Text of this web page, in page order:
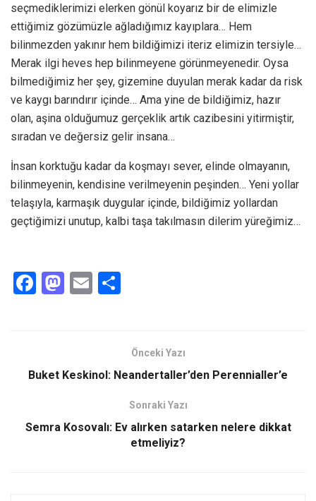
seçmediklerimizi elerken gönül koyarız bir de elimizle
ettiğimiz gözümüzle ağladığımız kayıplara… Hem
bilinmezden yakınır hem bildiğimizi iteriz elimizin tersiyle…
Merak ilgi heves hep bilinmeyene görünmeyenedir. Oysa
bilmediğimiz her şey, gizemine duyulan merak kadar da risk
ve kaygı barındırır içinde… Ama yine de bildiğimiz, hazır
olan, aşina olduğumuz gerçeklik artık cazibesini yitirmiştir,
sıradan ve değersiz gelir insana…
İnsan korktuğu kadar da koşmayı sever, elinde olmayanın,
bilinmeyenin, kendisine verilmeyenin peşinden… Yeni yollar
telaşıyla, karmaşık duygular içinde, bildiğimiz yollardan
geçtiğimizi unutup, kalbi taşa takılmasın dilerim yüreğimiz…
F
o
k
M
d
n
E
Önceki Yazı
Buket Keskinol: Neandertaller’den Perennialler’e
Sonraki Yazı
Semra Kosovalı: Ev alırken satarken nelere dikkat
etmeliyiz?